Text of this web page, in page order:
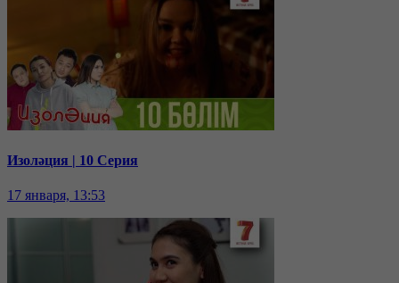
Изоләция | 10 Серия
17 января, 13:53